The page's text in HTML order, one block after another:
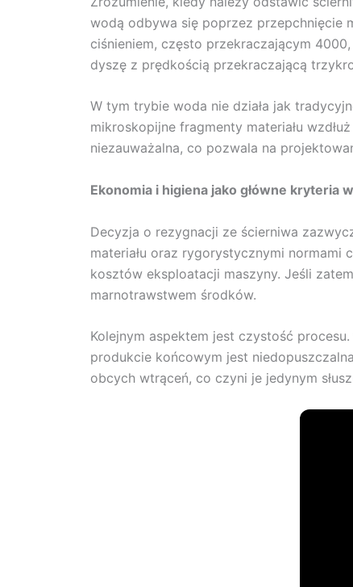
wodą odbywa się poprzez przepchnięcie
ciśnieniem, często przekraczającym
dyszę z prędkością przekraczającą
W tym trybie woda nie działa jak
mikroskopijne fragmenty materiału
niezauważalna, co pozwala na
Ekonomia i higiena jako główne kryteria
Decyzja o rezygnacji ze ścierniwa
materiału oraz rygorystycznymi normami
kosztów eksploatacji maszyny. Jeśli
marnotrawstwem środków.
Kolejnym aspektem jest czystość
produkcie końcowym jest
obcych wtrąceń, co czyni je jedynym